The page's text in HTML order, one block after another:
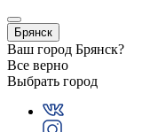
Брянск
Ваш город Брянск?
Все верно
Выбрать город